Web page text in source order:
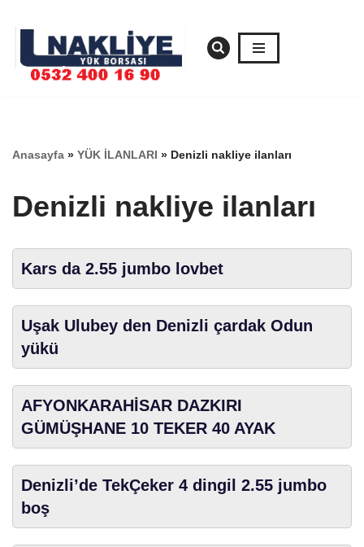
geç
Anasayfa » YÜK İLANLARI » Denizli nakliye ilanları
Denizli nakliye ilanları
Kars da 2.55 jumbo lovbet
Uşak Ulubey den Denizli çardak Odun
yükü
AFYONKARAHİSAR DAZKIRI
GÜMÜŞHANE 10 TEKER 40 AYAK
Denizli’de TekÇeker 4 dingil 2.55 jumbo
boş